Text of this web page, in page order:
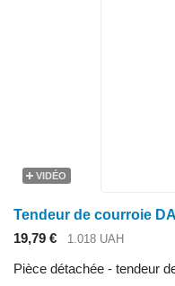
VIDÉO
Tendeur de courroie
19,79 €
1.018 UAH
Pièce détachée - tendeur